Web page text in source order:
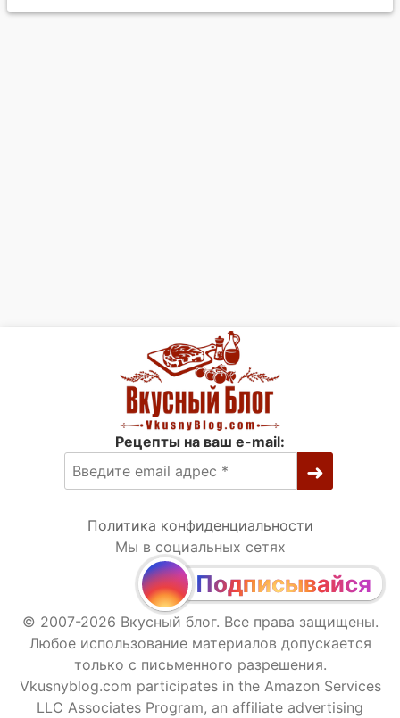
Рецепты на ваш e-mail:
Политика конфиденциальности
Мы в социальных сетях
Подписывайся
© 2007-2026 Вкусный блог. Все права защищены.
Любое использование материалов допускается
только с письменного разрешения.
Vkusnyblog.com participates in the Amazon Services
LLC Associates Program, an affiliate advertising